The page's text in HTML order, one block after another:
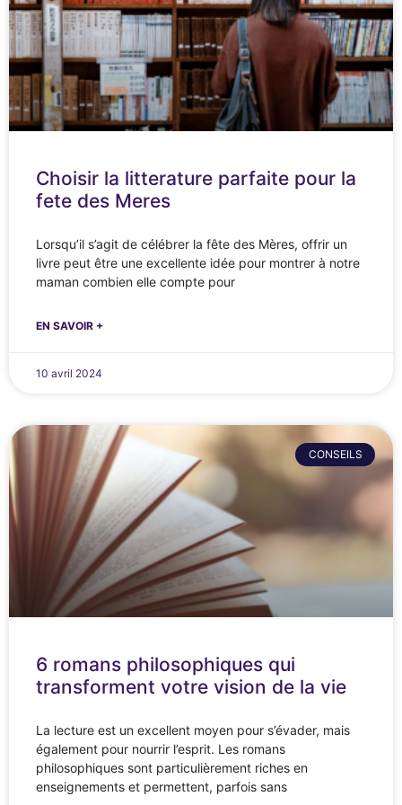
Choisir la litterature parfaite pour la
fete des Meres
Lorsqu’il s’agit de célébrer la fête des Mères, offrir un
livre peut être une excellente idée pour montrer à notre
maman combien elle compte pour
EN SAVOIR +
10 avril 2024
CONSEILS
6 romans philosophiques qui
transforment votre vision de la vie
La lecture est un excellent moyen pour s’évader, mais
également pour nourrir l’esprit. Les romans
philosophiques sont particulièrement riches en
enseignements et permettent, parfois sans